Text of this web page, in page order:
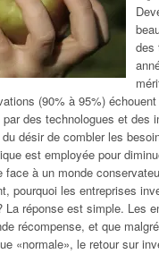
des
(90% à 95%)
des technologues et des
désir de combler les
est employée pour
face à un monde
pourquoi les entreprises
La réponse est simple. Les
récompense, et que
«normale», le retour sur